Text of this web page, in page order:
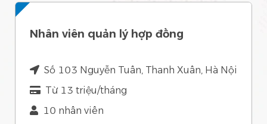
Nhân viên quản lý hợp đồng
Số 103 Nguyễn Tuân, Thanh Xuân, Hà Nội
Từ 13 triệu/tháng
10 nhân viên